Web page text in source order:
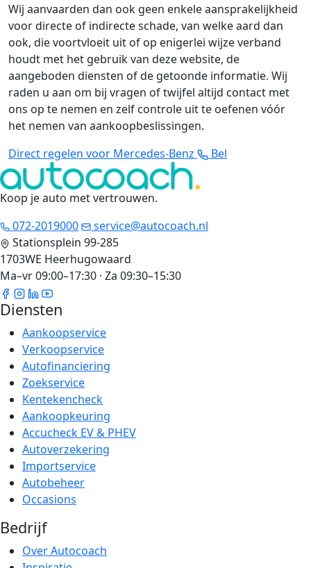
Wij aanvaarden dan ook geen enkele aansprakelijkheid
voor directe of indirecte schade, van welke aard dan
ook, die voortvloeit uit of op enigerlei wijze verband
houdt met het gebruik van deze website, de
aangeboden diensten of de getoonde informatie. Wij
raden u aan om bij vragen of twijfel altijd contact met
ons op te nemen en zelf controle uit te oefenen vóór
het nemen van aankoopbeslissingen.
Direct regelen voor Mercedes-Benz
Bel
Koop je auto met vertrouwen.
072-2019000
service@autocoach.nl
Stationsplein 99-285
1703WE Heerhugowaard
Ma–vr 09:00–17:30 · Za 09:30–15:30
Diensten
Aankoopservice
Verkoopservice
Autofinanciering
Zoekservice
Kentekencheck
Aankoopkeuring
Accucheck EV & PHEV
Autoverzekering
Importservice
Autobeheer
Occasions
Bedrijf
Over Autocoach